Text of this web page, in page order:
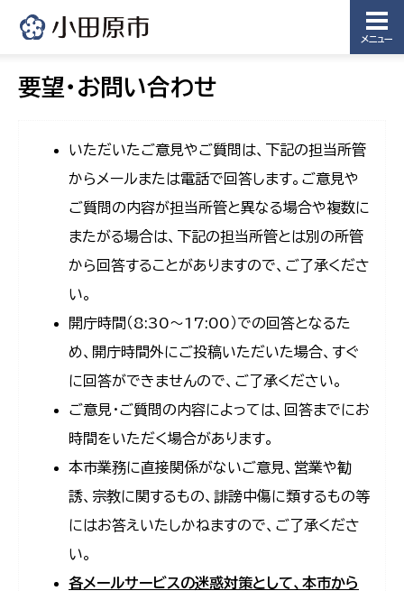
メニュー
要望・お問い合わせ
いただいたご意見やご質問は、下記の担当所管
からメールまたは電話で回答します。ご意見や
ご質問の内容が担当所管と異なる場合や複数に
またがる場合は、下記の担当所管とは別の所管
から回答することがありますので、ご了承くださ
い。
開庁時間（8:30〜17:00）での回答となるた
め、開庁時間外にご投稿いただいた場合、すぐ
に回答ができませんので、ご了承ください。
ご意見・ご質問の内容によっては、回答までにお
時間をいただく場合があります。
本市業務に直接関係がないご意見、営業や勧
誘、宗教に関するもの、誹謗中傷に類するもの等
にはお答えいたしかねますので、ご了承くださ
い。
各メールサービスの迷惑対策として、本市から